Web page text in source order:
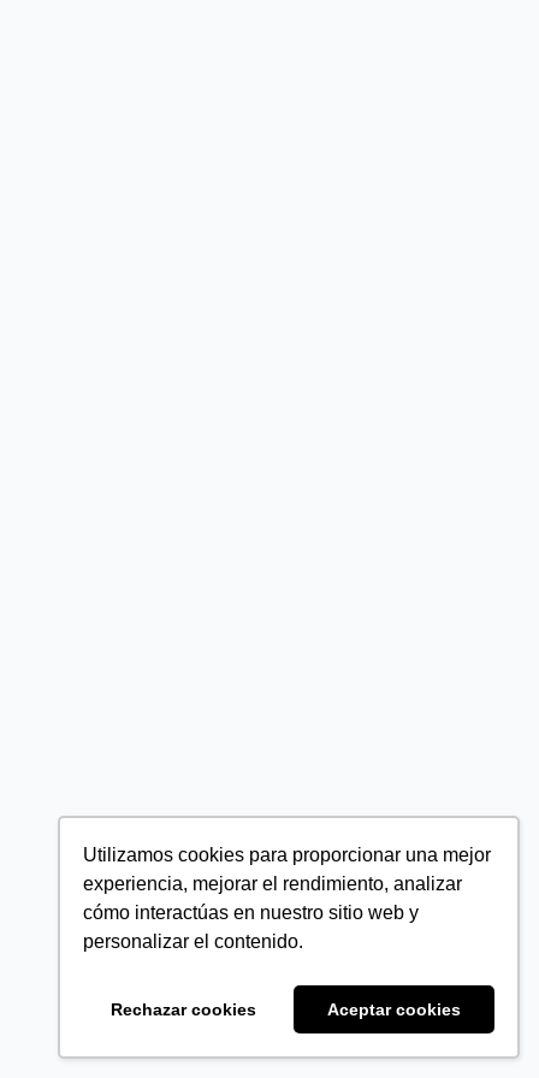
Utilizamos cookies para proporcionar una mejor
experiencia, mejorar el rendimiento, analizar
cómo interactúas en nuestro sitio web y
personalizar el contenido.
Rechazar cookies Aceptar cookies